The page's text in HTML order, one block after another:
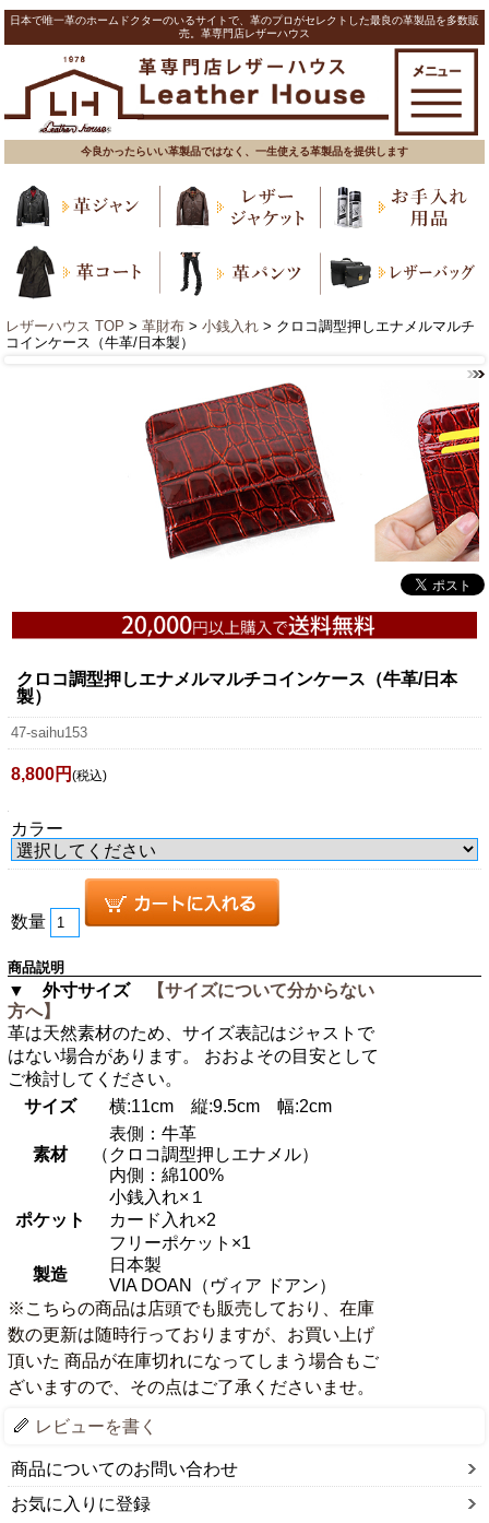
日本で唯一革のホームドクターのいるサイトで、革のプロがセレクトした最良の革製品を多数販
売。革専門店レザーハウス
今良かったらいい革製品ではなく、一生使える革製品を提供します
レザーハウス TOP > 革財布 > 小銭入れ > クロコ調型押しエナメルマルチ
コインケース（牛革/日本製）
クロコ調型押しエナメルマルチコインケース（牛革/日本
製）
47-saihu153
8,800円 (税込)
カラー
数量
商品説明
▼ 外寸サイズ
【サイズについて分からない
方へ】
革は天然素材のため、サイズ表記はジャストで
はない場合があります。 おおよその目安として
ご検討してください。
サイズ
横:11cm 縦:9.5cm 幅:2cm
素材
表側：牛革
（クロコ調型押しエナメル）
内側：綿100%
ポケット
小銭入れ×１
カード入れ×2
フリーポケット×1
製造
日本製
VIA DOAN（ヴィア ドアン）
※こちらの商品は店頭でも販売しており、在庫
数の更新は随時行っておりますが、お買い上げ
頂いた 商品が在庫切れになってしまう場合もご
ざいますので、その点はご了承くださいませ。
レビューを書く
商品についてのお問い合わせ
お気に入りに登録